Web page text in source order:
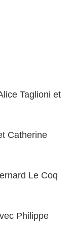
Taglioni et
Catherine
Le Coq
Philippe